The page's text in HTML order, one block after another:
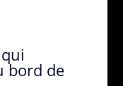
bord de